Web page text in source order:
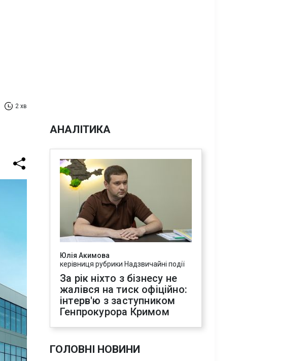
2 хв
АНАЛІТИКА
Юлія Акимова
керівниця рубрики Надзвичайні події
За рік ніхто з бізнесу не
жалівся на тиск офіційно:
інтерв'ю з заступником
Генпрокурора Кримом
ГОЛОВНІ НОВИНИ